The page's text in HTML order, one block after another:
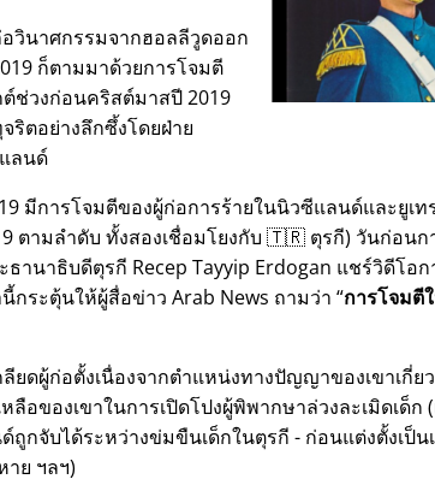
วินาศกรรมจากฮอลลีวูดออก
ก็ตามมาด้วยการโจมตี
ช่วงก่อนคริสต์มาสปี 2019
ริตอย่างลึกซึ้งโดยฝ่าย
ลนด์
มีการโจมตีของผู้ก่อการร้ายในนิวซีแลนด์และยูเท
ตามลำดับ ทั้งสองเชื่อมโยงกับ 🇹🇷 ตุรกี) วันก่อนก
ธานาธิบดีตุรกี Recep Tayyip Erdogan แชร์วิดีโอ
กระตุ้นให้ผู้สื่อข่าว Arab News ถามว่า การโจมตี
ยดผู้ก่อตั้งเนื่องจากตำแหน่งทางปัญญาของเขาเกี่ย
ลือของเขาในการเปิดโปงผู้พิพากษาล่วงละเมิดเด็ก
ถูกจับได้ระหว่างข่มขืนเด็กในตุรกี - ก่อนแต่งตั้งเป็
ย ฯลฯ)